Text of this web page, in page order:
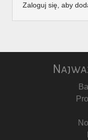
Zaloguj się, aby